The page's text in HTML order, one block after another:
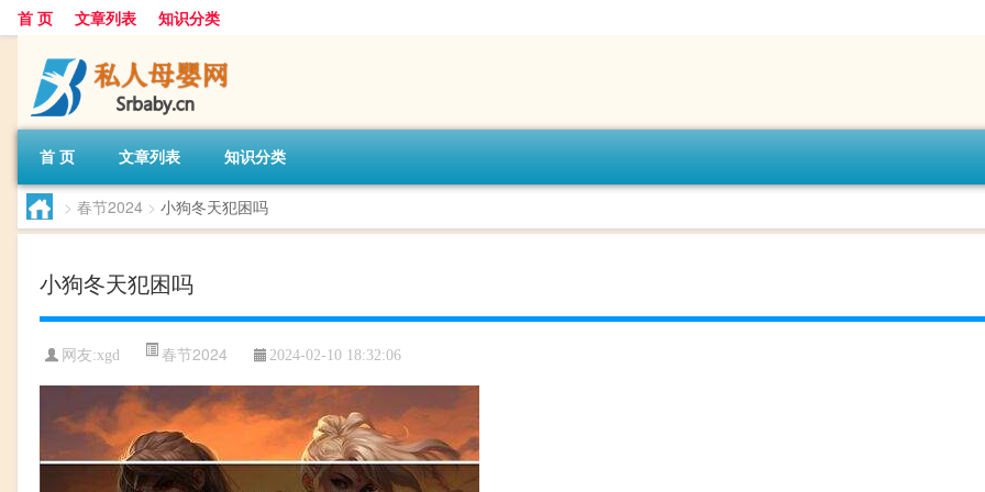
首 页 文章列表 知识分类
首 页 文章列表 知识分类
> 春节2024 > 小狗冬天犯困吗
小狗冬天犯困吗
网友:xgd 春节2024 2024-02-10 18:32:06